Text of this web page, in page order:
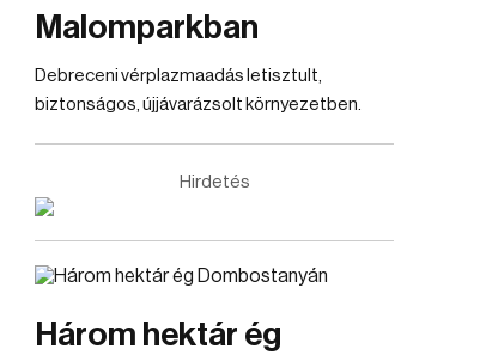
Malomparkban
Debreceni vérplazmaadás letisztult,
biztonságos, újjávarázsolt környezetben.
Hirdetés
Három hektár ég